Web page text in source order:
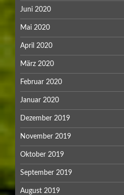
Juni 2020
Mai 2020
April 2020
März 2020
Februar 2020
Januar 2020
Dezember 2019
November 2019
Oktober 2019
September 2019
August 2019